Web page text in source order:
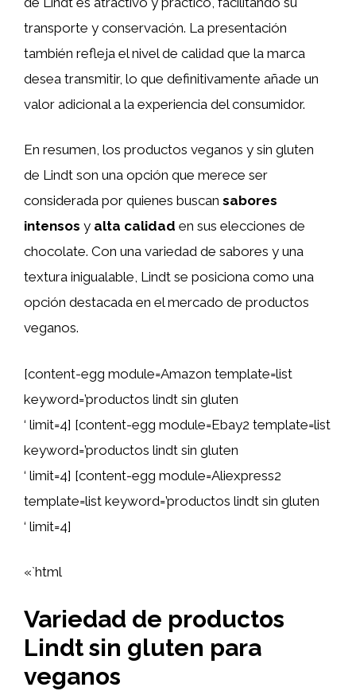
transporte y conservación. La presentación
también refleja el nivel de calidad que la marca
desea transmitir, lo que definitivamente añade un
valor adicional a la experiencia del consumidor.
En resumen, los productos veganos y sin gluten
de Lindt son una opción que merece ser
considerada por quienes buscan sabores
intensos y alta calidad en sus elecciones de
chocolate. Con una variedad de sabores y una
textura inigualable, Lindt se posiciona como una
opción destacada en el mercado de productos
veganos.
[content-egg module=Amazon template=list
keyword=’productos lindt sin gluten
‘ limit=4] [content-egg module=Ebay2 template=list
keyword=’productos lindt sin gluten
‘ limit=4] [content-egg module=Aliexpress2
template=list keyword=’productos lindt sin gluten
‘ limit=4]
«`html
Variedad de productos
Lindt sin gluten para
veganos